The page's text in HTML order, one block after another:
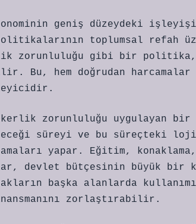
geniş düzeydeki
toplumsal refah
zorunluluğu gibi bir
Bu, hem doğrudan harcamalar
zorunluluğu uygulayan
süreyi ve bu süreçteki
yapar. Eğitim,
devlet bütçesinin büyük bir
başka alanlarda
zorlaştırabilir.